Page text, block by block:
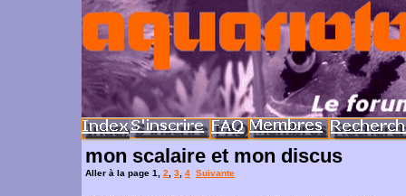
mon scalaire et mon discus
Aller à la page 1 2 3 4 Suivante